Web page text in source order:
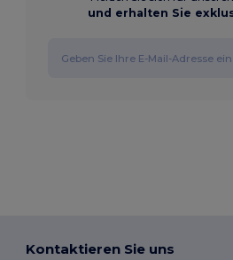
und erhalten Sie
Kontaktieren Sie uns